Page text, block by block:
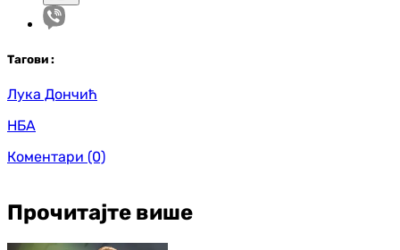
Тагови :
Лука Дончић
НБА
Коментари (0)
Прочитајте више